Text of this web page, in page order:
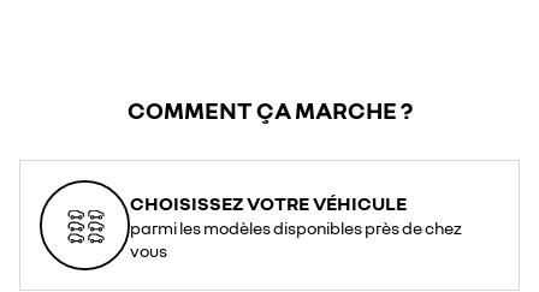
COMMENT ÇA MARCHE ?
CHOISISSEZ VOTRE VÉHICULE
parmi les modèles disponibles près de chez
vous